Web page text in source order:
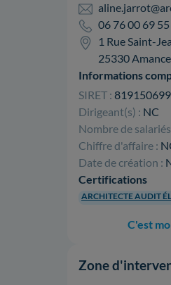
06 76 00 69 55
1 Rue Saint-
25330
Informations
SIRET :
Dirigeant(s) : NC
Nombre de
Chiffre d'affaire :
Date de création :
Certifications
ARCHITECTE AUDIT
C'est
Zone